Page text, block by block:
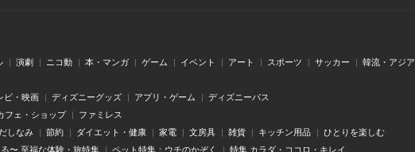
演劇 ニコ動 本・マンガ ゲーム イベント アート スポーツ サッカー 韓流・アジア
ビ・映画 ディズニーグッズ アプリ・ゲーム ディズニーパス
フェ・ショップ ファミレス
しなみ 節約 ダイエット・健康 家電 文房具 雑貨 キッチン用品 ひとりを楽しむ
〜 至福な体験・旅特集 ペット特集：ウチのかぞく 特集 カラダ・ココロ・キレイ